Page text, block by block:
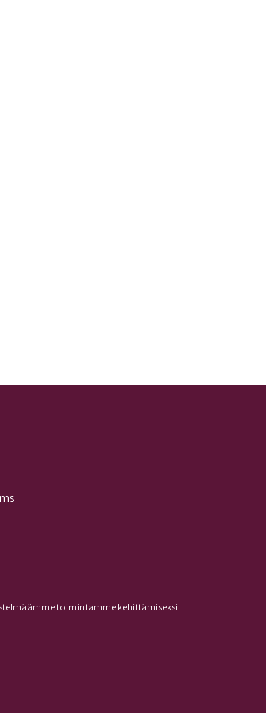
toimintamme kehittämiseksi.